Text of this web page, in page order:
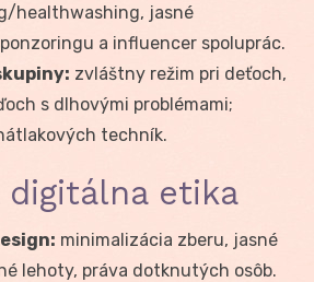
healthwashing, jasné
a influencer spoluprác.
zvláštny režim pri deťoch,
s dlhovými problémami;
techník.
digitálna etika
minimalizácia zberu, jasné
lehoty, práva dotknutých osôb.